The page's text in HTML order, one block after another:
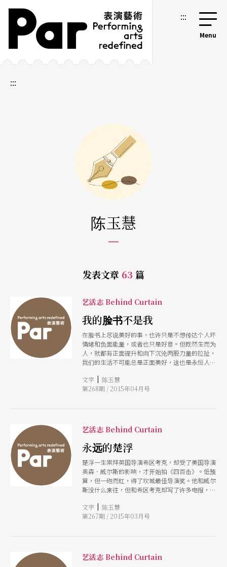
跳到主要内容区块
网站导览 :::
:::
陈玉慧
发表文章 63 篇
艺活志 Behind Curtain
我的脸书不是我
在脸书上尽说美好的事，也许只是不想传达个人坏
情绪和负面能量，或者也只是好意。但既然生而为
人，就都有正面提升和向下沉沦两股力量的拉扯，
我们的生活不可能总是正面美好，这也是永恒人性
相信？
文字 | 陈玉慧
第268期 / 2015年04月号
艺活志 Behind Curtain
永远的楚浮
楚浮一生崇拜英国导演希区考克，却受了美国导演
奥森．威尔斯的影响，才开始拍《四百击》。低预
算，但一砲而红，得了坎城最佳导演奖。他和威尔
斯没什么来往，但和希区考克却写了许多电报，希
看到希区考克在他说话时哭了，又原来，就算大导
演也需要知音。
文字 | 陈玉慧
第267期 / 2015年03月号
艺活志 Behind Curtain